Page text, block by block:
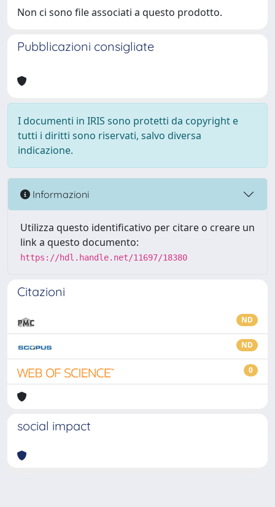
Non ci sono file associati a questo prodotto.
Pubblicazioni consigliate
I documenti in IRIS sono protetti da copyright e
tutti i diritti sono riservati, salvo diversa
indicazione.
Informazioni
Utilizza questo identificativo per citare o creare un
link a questo documento:
https://hdl.handle.net/11697/18380
Citazioni
ND
ND
0
social impact